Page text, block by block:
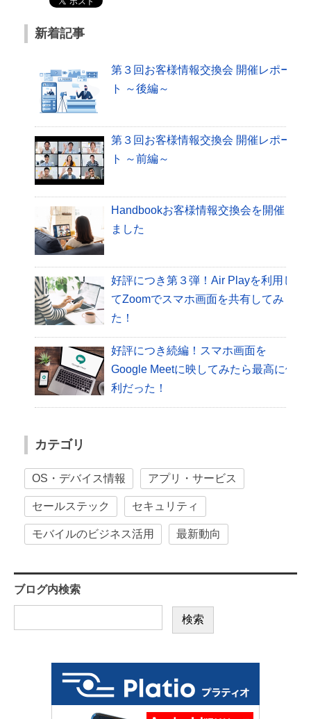
新着記事
第３回お客様情報交換会 開催レポー
ト ～後編～
第３回お客様情報交換会 開催レポー
ト ～前編～
Handbookお客様情報交換会を開催し
ました
好評につき第３弾！Air Playを利用し
てZoomでスマホ画面を共有してみ
た！
好評につき続編！スマホ画面を
Google Meetに映してみたら最高に便
利だった！
カテゴリ
OS・デバイス情報 アプリ・サービス
セールステック セキュリティ
モバイルのビジネス活用 最新動向
ブログ内検索